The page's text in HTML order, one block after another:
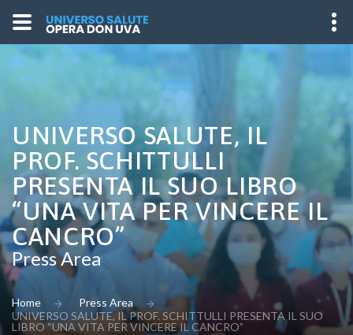
UNIVERSO SALUTE, IL
PROF. SCHITTULLI
PRESENTA IL SUO LIBRO
“UNA VITA PER VINCERE IL
CANCRO”
Press Area
Home
Press Area
UNIVERSO SALUTE, IL PROF. SCHITTULLI PRESENTA IL SUO
LIBRO “UNA VITA PER VINCERE IL CANCRO”